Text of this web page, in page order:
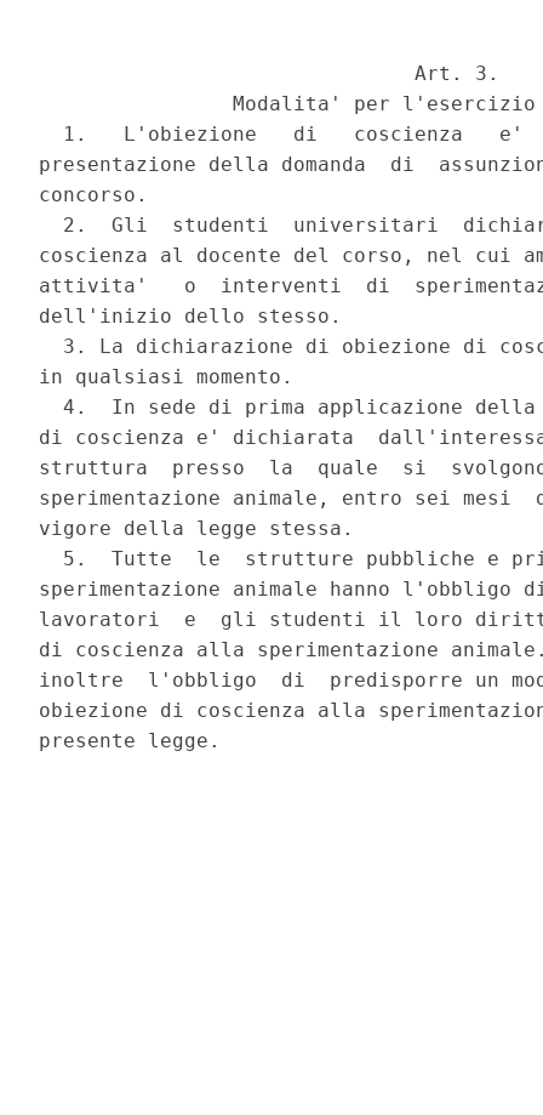
                               Art. 3.
Modalita' per l'esercizio
1.   L'obiezione   di   coscienza   e'
presentazione della domanda  di
concorso.
2.  Gli  studenti  universitari
coscienza al docente del corso, nel cui
attivita'   o  interventi  di
dell'inizio dello stesso.
3. La dichiarazione di obiezione di
in qualsiasi momento.
4.  In sede di prima applicazione
di coscienza e' dichiarata
struttura  presso  la  quale  si
sperimentazione animale, entro sei
vigore della legge stessa.
5.  Tutte  le  strutture pubbliche e
sperimentazione animale hanno
lavoratori  e  gli studenti il loro
di coscienza alla sperimentazione
inoltre  l'obbligo  di  predisporre un
obiezione di coscienza alla